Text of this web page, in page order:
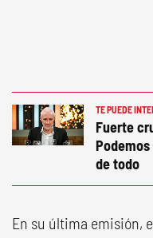
TE PUEDE
Fuerte
de todo
En su última emisión,